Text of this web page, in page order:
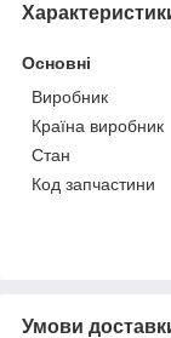
Основні
Виробник
Країна виробник
Стан
Код запчастини
Умови